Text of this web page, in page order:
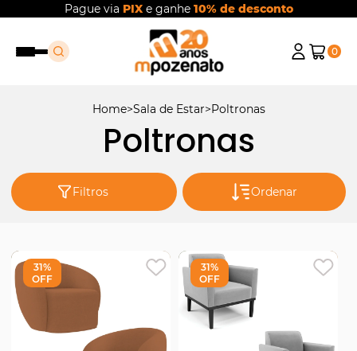
Pague via PIXe ganhe 10% de desconto
0
Filtros Ordenar
Home Sala de Estar Poltronas
Poltronas
31%
OFF
31%
OFF